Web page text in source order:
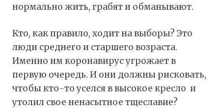
нормально жить, грабят и обманывают.
Кто, как правило, ходит на выборы? Это
люди среднего и старшего возраста.
Именно им коронавирус угрожает в
первую очередь. И они должны рисковать,
чтобы кто-то уселся в высокое кресло и
утолил свое ненасытное тщеславие?